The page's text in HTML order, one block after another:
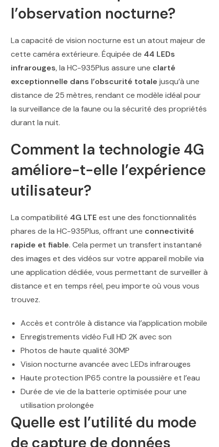
l’observation nocturne?
La capacité de vision nocturne est un atout majeur de
cette caméra extérieure. Équipée de 44 LEDs
infrarouges, la HC-935Plus assure une clarté
exceptionnelle dans l’obscurité totale jusqu’à une
distance de 25 mètres, rendant ce modèle idéal pour
la surveillance de la faune ou la sécurité des propriétés
durant la nuit.
Comment la technologie 4G
améliore-t-elle l’expérience
utilisateur?
La compatibilité 4G LTE est une des fonctionnalités
phares de la HC-935Plus, offrant une connectivité
rapide et fiable. Cela permet un transfert instantané
des images et des vidéos sur votre appareil mobile via
une application dédiée, vous permettant de surveiller à
distance et en temps réel, peu importe où vous vous
trouvez.
Accès et contrôle à distance via l’application mobile
Enregistrements vidéo Full HD 2K avec son
Photos de haute qualité 30MP
Vision nocturne avancée avec LEDs infrarouges
Haute protection IP65 contre la poussière et l’eau
Durée de vie de la batterie optimisée pour une
utilisation prolongée
Quelle est l’utilité du mode
de capture de données